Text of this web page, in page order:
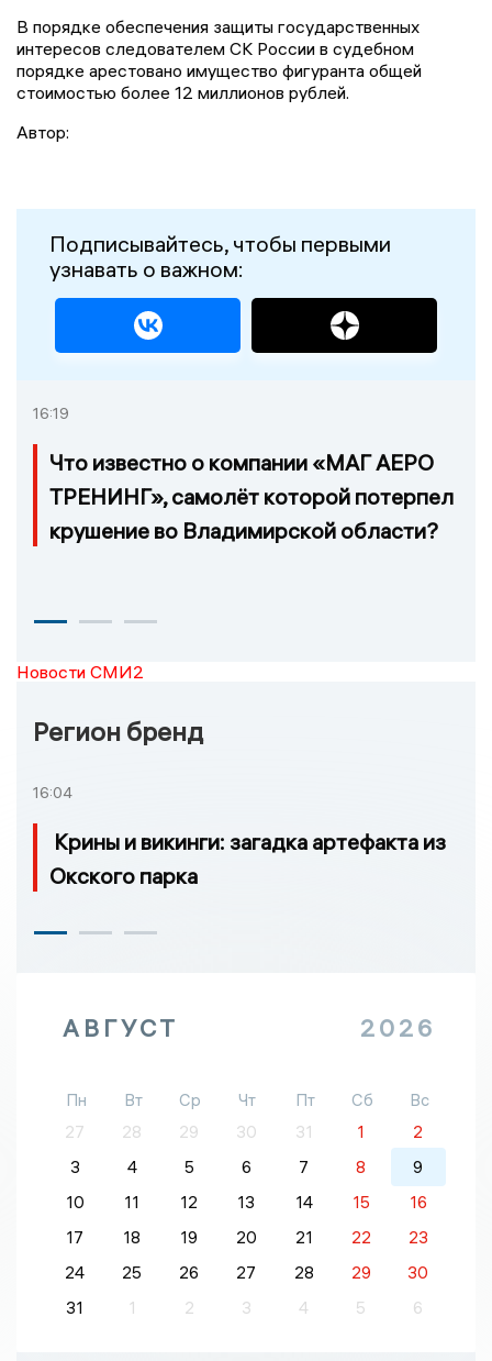
В порядке обеспечения защиты государственных
интересов следователем СК России в судебном
порядке арестовано имущество фигуранта общей
стоимостью более 12 миллионов рублей.
Автор:
Подписывайтесь, чтобы первыми
узнавать о важном:
16:19
Что известно о компании «МАГ АЕРО
ТРЕНИНГ», самолёт которой потерпел
крушение во Владимирской области?
Новости СМИ2
Регион бренд
16:04
Крины и викинги: загадка артефакта из
Окского парка
АВГУСТ 2026
Пн Вт Ср Чт Пт Сб
Вс
27
28 29 30 31 1
2
3
4 5 6 7 8
9
10
11 12 13 14 15
16
17
18 19 20 21 22
23
24
25 26 27 28 29
30
31
1 2 3 4 5 6